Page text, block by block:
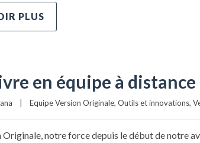
PLUS
en équipe à
Equipe Version Originale, Outils et innovations,
Originale, notre force depuis le début de notre